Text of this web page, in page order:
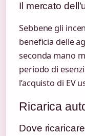
Il mercato
Sebbene gli
beneficia delle
seconda mano
periodo di
l’acquisto di EV
Ricarica
Dove